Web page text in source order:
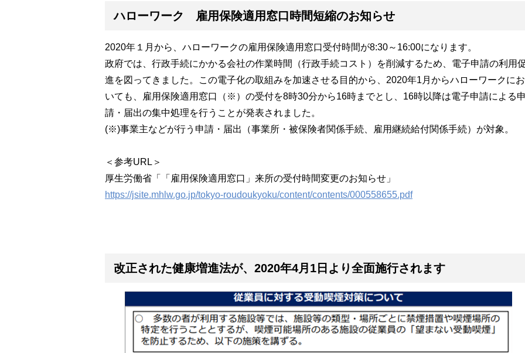
ハローワーク 雇用保険適用窓口時間短縮のお知らせ
2020年１月から、ハローワークの雇用保険適用窓口受付時間が8:30～16:00になります。
政府では、行政手続にかかる会社の作業時間（行政手続コスト）を削減するため、電子申請の利用
進を図ってきました。この電子化の取組みを加速させる目的から、2020年1月からハローワークにお
いても、雇用保険適用窓口（※）の受付を8時30分から16時までとし、16時以降は電子申請による
請・届出の集中処理を行うことが発表されました。
(※)事業主などが行う申請・届出（事業所・被保険者関係手続、雇用継続給付関係手続）が対象。
＜参考URL＞
厚生労働省「「雇用保険適用窓口」来所の受付時間変更のお知らせ」
https://jsite.mhlw.go.jp/tokyo-roudoukyoku/content/contents/000558655.pdf
改正された健康増進法が、2020年4月1日より全面施行されます